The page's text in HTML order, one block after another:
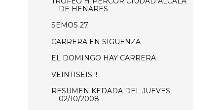
DE HENARES
SEMOS 27
CARRERA EN SIGUENZA
EL DOMINGO HAY CARRERA
VEINTISEIS !!
RESUMEN KEDADA DEL JUEVES
02/10/2008